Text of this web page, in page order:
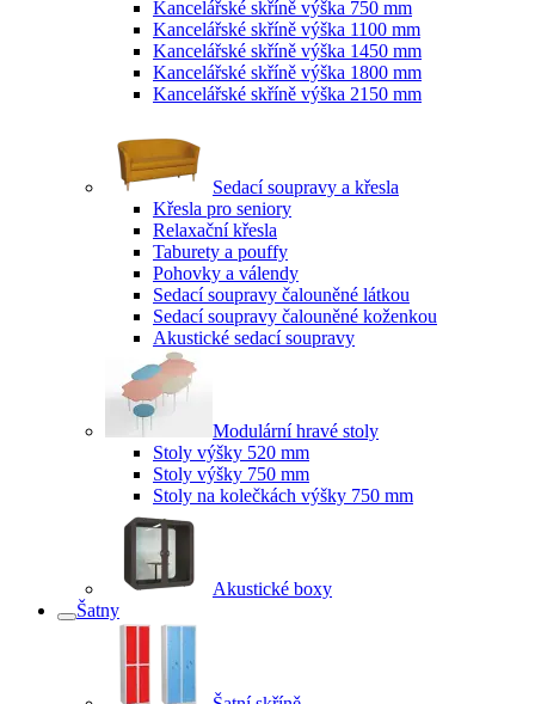
Kancelářské skříně výška 750 mm
Kancelářské skříně výška 1100 mm
Kancelářské skříně výška 1450 mm
Kancelářské skříně výška 1800 mm
Kancelářské skříně výška 2150 mm
Sedací soupravy a křesla
Křesla pro seniory
Relaxační křesla
Taburety a pouffy
Pohovky a válendy
Sedací soupravy čalouněné látkou
Sedací soupravy čalouněné koženkou
Akustické sedací soupravy
Modulární hravé stoly
Stoly výšky 520 mm
Stoly výšky 750 mm
Stoly na kolečkách výšky 750 mm
Akustické boxy
Šatny